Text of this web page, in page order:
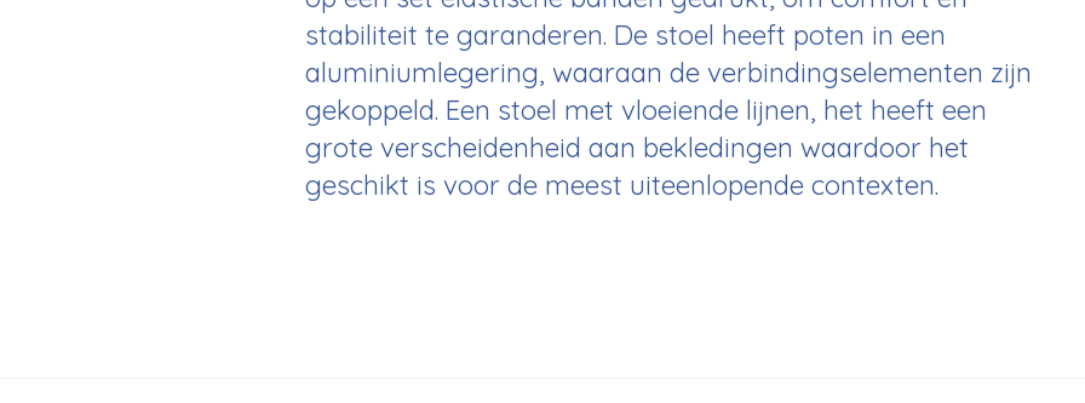
stabiliteit te garanderen. De stoel heeft poten in een
aluminiumlegering, waaraan de verbindingselementen zijn
gekoppeld. Een stoel met vloeiende lijnen, het heeft een
grote verscheidenheid aan bekledingen waardoor het
geschikt is voor de meest uiteenlopende contexten.